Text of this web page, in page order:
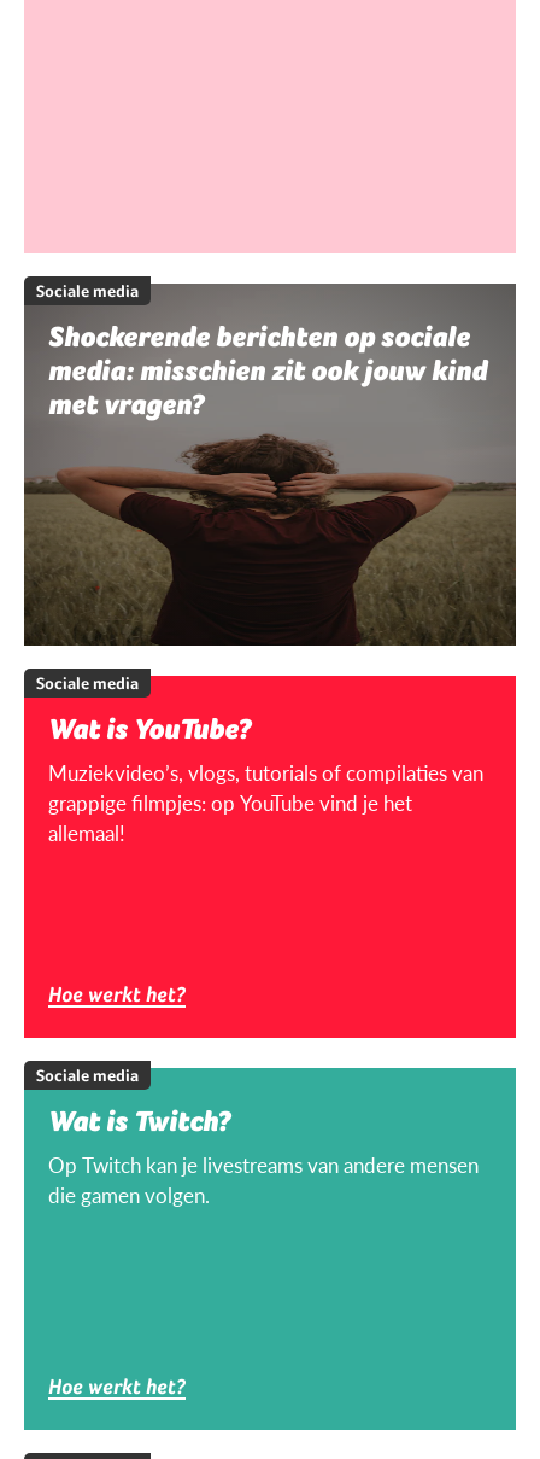
Sociale media
Shockerende berichten op sociale
media: misschien zit ook jouw kind
met vragen?
Sociale media
Wat is YouTube?
Muziekvideo’s, vlogs, tutorials of compilaties van
grappige filmpjes: op YouTube vind je het
allemaal!
Hoe werkt het?
Sociale media
Wat is Twitch?
Op Twitch kan je livestreams van andere mensen
die gamen volgen.
Hoe werkt het?